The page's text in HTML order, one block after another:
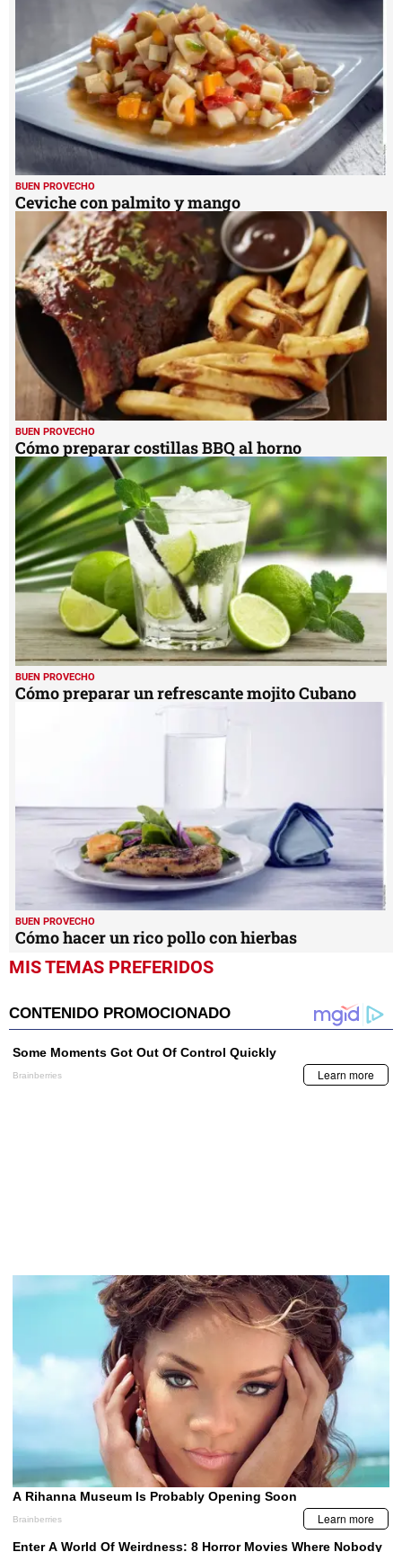
BUEN PROVECHO
Ceviche con palmito y mango
BUEN PROVECHO
Cómo preparar costillas BBQ al horno
BUEN PROVECHO
Cómo preparar un refrescante mojito Cubano
BUEN PROVECHO
Cómo hacer un rico pollo con hierbas
MIS TEMAS PREFERIDOS